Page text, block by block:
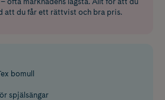
att du får ett rättvist och bra pris.
bomull
spjälsängar